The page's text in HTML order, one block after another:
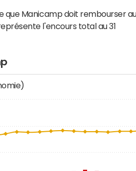
que Manicamp doit rembourser
l'encours total au 31